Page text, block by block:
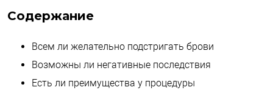
Содержание
Всем ли желательно подстригать брови
Возможны ли негативные последствия
Есть ли преимущества у процедуры